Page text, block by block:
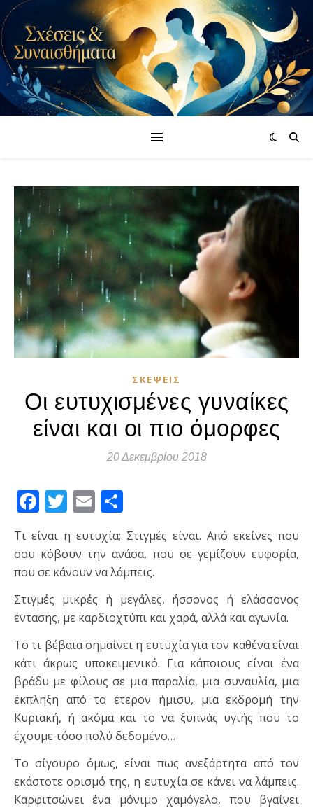
ΣΚΈΨΕΙΣ
Οι ευτυχισμένες γυναίκες
είναι και οι πιο όμορφες
20 Δεκεμβρίου 2018
Facebook
Twitter
Email
Τι είναι η ευτυχία; Στιγμές είναι. Από εκείνες που
σου κόβουν την ανάσα, που σε γεμίζουν ευφορία,
που σε κάνουν να λάμπεις.
Στιγμές μικρές ή μεγάλες, ήσσονος ή ελάσσονος
έντασης, με καρδιοχτύπι και χαρά, αλλά και αγωνία.
Το τι βέβαια σημαίνει η ευτυχία για τον καθένα είναι
κάτι άκρως υποκειμενικό. Για κάποιους είναι ένα
βράδυ με φίλους σε μια παραλία, μια συναυλία, μια
έκπληξη από το έτερον ήμισυ, μια εκδρομή την
Κυριακή, ή ακόμα και το να ξυπνάς υγιής που το
έχουμε τόσο πολύ δεδομένο…
Το σίγουρο όμως, είναι πως ανεξάρτητα από τον
εκάστοτε ορισμό της, η ευτυχία σε κάνει να λάμπεις.
Καρφιτσώνει ένα μόνιμο χαμόγελο, που βγαίνει